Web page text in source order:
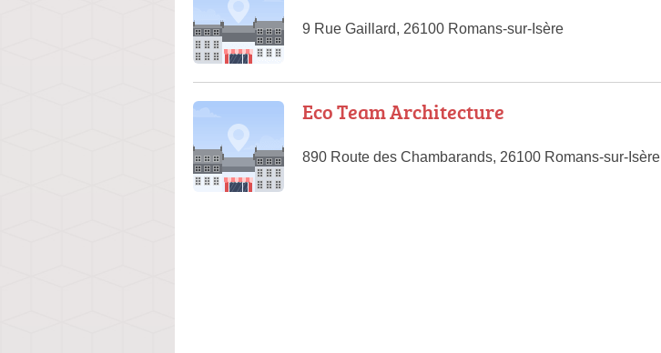
9 Rue Gaillard, 26100 Romans-sur-Isère
Eco Team Architecture
890 Route des Chambarands, 26100 Romans-sur-Isère